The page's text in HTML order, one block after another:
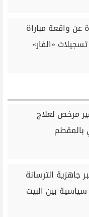
عن واقعة مباراة
«الفار»
مركزا غير مرخص لعلاج
بالمقطم
جاهزية الترسانة
بين البيت